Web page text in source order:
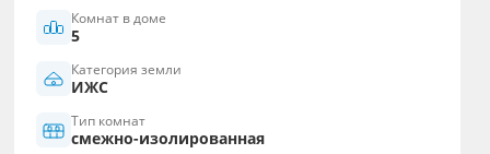
Комнат в доме
5
Категория земли
ИЖС
Тип комнат
смежно-изолированная